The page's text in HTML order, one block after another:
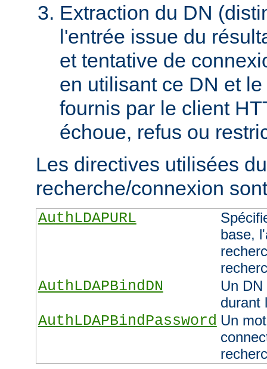
Extraction du DN
l'entrée issue du
et tentative de
en utilisant ce DN et
fournis par le client
échoue, refus ou
Les directives utilisées
recherche/connexion
AuthLDAPURL
base,
AuthLDAPBindDN
Un
durant
AuthLDAPBindPassword Un